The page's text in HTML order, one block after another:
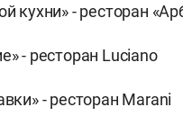
кухни» - ресторан
- ресторан Luciano
- ресторан Marani